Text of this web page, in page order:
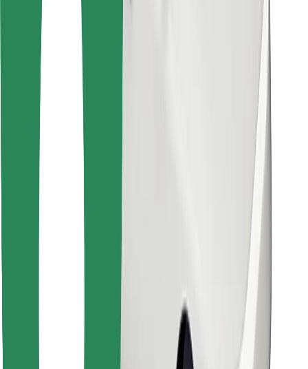
Lejupielādē Bolt lietotni
Atrodi savas mīļākās maltītes!
Lejupielādē Bolt Food lietotni